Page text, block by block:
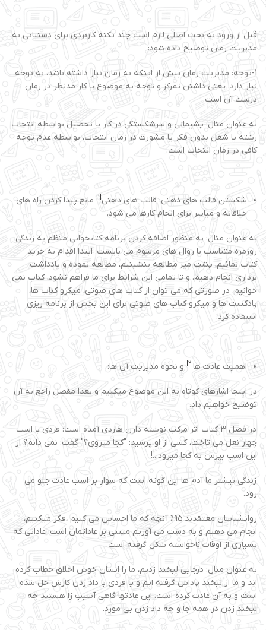
قبل از ورود به بحث اصلی لازم است چند نکته کاربردی برای دستیابی به
مدیریت زمان توضیح داده شود:
1-توجه: مدیریت زمان بیش از اینکه به زمان نیاز داشته باشد، به توجه
نیاز دارد. یعنی داشتن تمرکز و توجه به موضوع یا کار مدنظر در زمان
درست آن است.
به عنوان مثال: پشیمانی و سرشکستگی در کار یا تحصیل بواسطه انتخاب
رشته یا شغل بدون فکر یا مشورت در زمان انتخاب، بواسطه عدم توجه
کافی در زمان انتخاب است.
شکستن قالب های ذهنی: قالب های ذهنی [1]
مانع پیدا کردن راه های
خلاقانه و میانبر برای انجام کارها می شود.
به عنوان مثال: به منظور اضافه کردن برنامه کتابخوانی منظم به زندگی
روزمره متناسب با روال های مرسوم می بایست؛ ابتدا اقدام به خرید
کتاب نمائیم، پشت میز مطالعه بنشینیم، مطالعه نموده و یادداشت
برداری انجام دهیم. و تا تمامی این شرایط برای ما فراهم نشود، کتاب نمی
خوانیم. در صورتی که می توان از کتاب های صوتی، میکرو کتاب ها،
پادکست ها و میکرو کتاب های صوتی برای این بخش از برنامه ریزی
استفاده کرد.
اهمیت عادت ها و نحوه مدیریت آن ها:
در اینجا اشارهای کوتاه به این موضوع میکنیم و بعدا مفصل راجع به آن
توضیح خواهیم داد.
در فصل 3 کتاب اثر مرکب نوشته دارن هاردی آمده است: فردی با اسب
چهار نعل می تاخت، کسی از او پرسید: "کجا میروی؟" گفت: نمی دانم؟ از
این اسب بپرس به کجا میرود...!
زندگی بیشتر ما آدم ها این گونه است که سوار بر اسب عادت جلو می
رود.
روانشناسان معتقدند ۹۵% آنچه که ما احساس می کنیم ،فکر میکنیم،
انجام می دهیم و به دست می آوریم مبتنی بر عاداتمان است. عاداتی که
بسیاری از اوقات ناخواسته شکل گرفته است.
به عنوان مثال: درجایی لبخند زدیم، ما را انسان خوش اخلاق خطاب کرده
اند و ما از لبخند پاداش گرفته ایم و یا فردی با داد زدن کارش حل شده
است و به آن عادت کرده است. این عادتها گاهی آسیب زا هستند چه
لبخند زدن در همه جا و چه داد زدن بی مورد.